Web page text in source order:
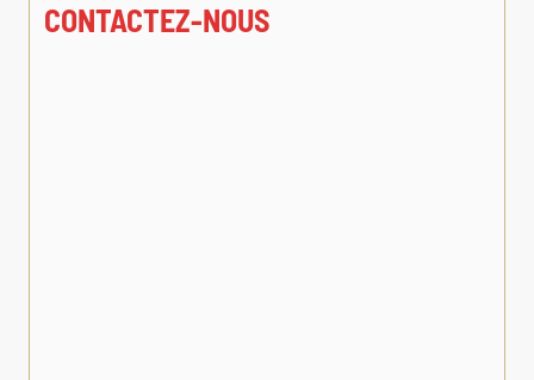
CONTACTEZ-NOUS